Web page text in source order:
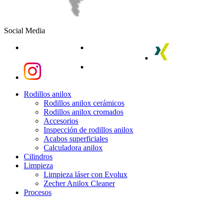
Social Media
xing
instagram
Close
Rodillos anilox
Rodillos anilox cerámicos
Rodillos anilox cromados
Accesorios
Inspección de rodillos anilox
Acabos superficiales
Calculadora anilox
Cilindros
Limpieza
Limpieza láser con Evolux
Zecher Anilox Cleaner
Procesos